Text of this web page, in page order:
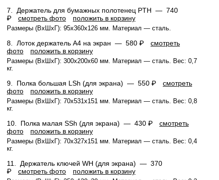
7. Держатель для бумажных полотенец PTH — 740
₽
смотреть фото положить в корзину
Размеры (ВхШхГ): 95x360x126 мм. Материал — сталь.
8. Лоток держатель А4 на экран — 580 ₽
смотреть
фото
положить в корзину
Размеры (ВхШхГ): 300x200x60 мм. Материал — сталь. Вес: 0,7
кг.
9. Полка большая LSh (для экрана) — 550 ₽
смотреть
фото
положить в корзину
Размеры (ВхШхГ): 70x531x151 мм. Материал — сталь. Вес: 0,8
кг.
10. Полка малая SSh (для экрана) — 430 ₽
смотреть
фото
положить в корзину
Размеры (ВхШхГ): 70x327x151 мм. Материал — сталь. Вес: 0,4
кг.
11. Держатель ключей WH (для экрана) — 370
₽
смотреть фото положить в корзину